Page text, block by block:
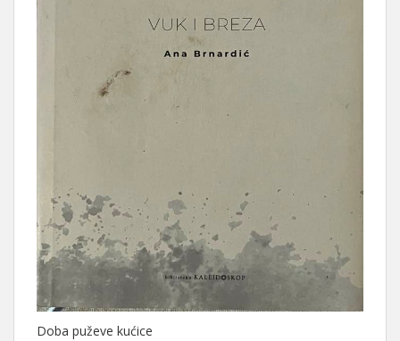
Doba puževe kućice